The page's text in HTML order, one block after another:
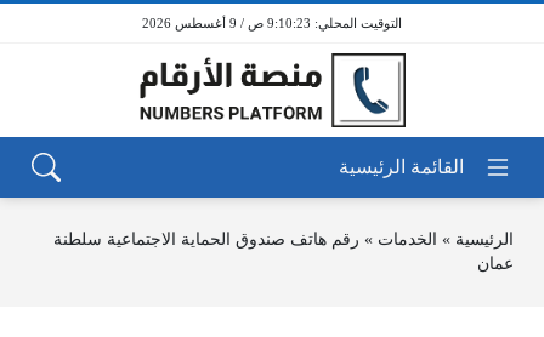
9:10:23 ص / 9 أغسطس 2026
الرئيسية » الخدمات » رقم هاتف صندوق الحماية الاجتماعية سلطنة
عمان